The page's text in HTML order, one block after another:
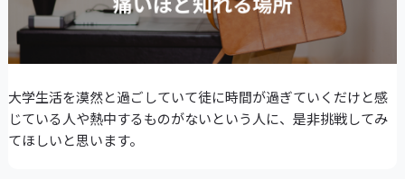
大学生活を漠然と過ごしていて徒に時間が過ぎていくだけと感
じている人や熱中するものがないという人に、是非挑戦してみ
てほしいと思います。